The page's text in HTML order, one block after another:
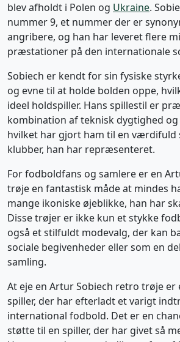
blev afholdt i Polen og Ukraine.
nummer 9, et nummer der er
angribere, og han har leveret flere
præstationer på den internationale
Sobiech er kendt for sin fysiske
og evne til at holde bolden oppe,
ideel holdspiller. Hans spillestil er
kombination af teknisk dygtighed
hvilket har gjort ham til en værdifuld
klubber, han har repræsenteret.
For fodboldfans og samlere er en
trøje en fantastisk måde at mindes
mange ikoniske øjeblikke, han har
Disse trøjer er ikke kun et stykke
også et stilfuldt modevalg, der kan
sociale begivenheder eller som en
samling.
At eje en Artur Sobiech retro trøje er
spiller, der har efterladt et varigt
international fodbold. Det er en
støtte til en spiller, der har givet så